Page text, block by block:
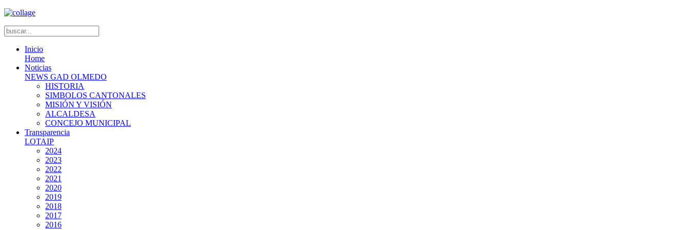
Inicio
Home
Noticias
NEWS GAD OLMEDO
HISTORIA
SIMBOLOS CANTONALES
MISIÓN Y VISIÓN
ALCALDESA
CONCEJO MUNICIPAL
Transparencia
LOTAIP
2024
2023
2022
2021
2020
2019
2018
2017
2016